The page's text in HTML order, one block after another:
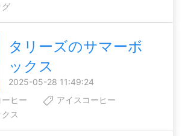
グ
タリーズのサマーボ
ックス
2025-05-28 11:49:24
ヒー
アイスコーヒー
ス